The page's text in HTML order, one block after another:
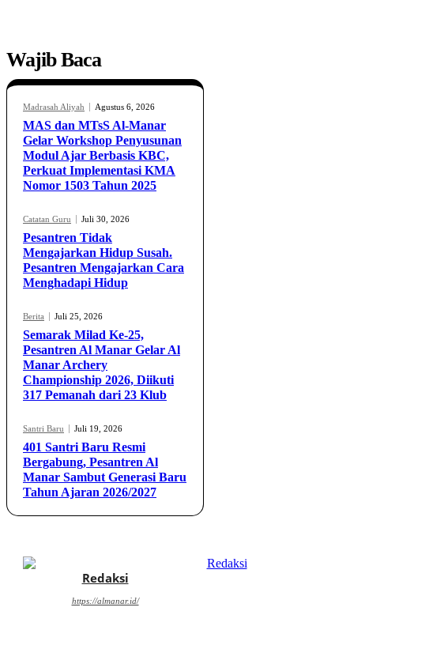
Wajib Baca
Madrasah Aliyah Agustus 6, 2026
MAS dan MTsS Al-Manar
Gelar Workshop Penyusunan
Modul Ajar Berbasis KBC,
Perkuat Implementasi KMA
Nomor 1503 Tahun 2025
Catatan Guru Juli 30, 2026
Pesantren Tidak
Mengajarkan Hidup Susah.
Pesantren Mengajarkan Cara
Menghadapi Hidup
Berita Juli 25, 2026
Semarak Milad Ke-25,
Pesantren Al Manar Gelar Al
Manar Archery
Championship 2026, Diikuti
317 Pemanah dari 23 Klub
Santri Baru Juli 19, 2026
401 Santri Baru Resmi
Bergabung, Pesantren Al
Manar Sambut Generasi Baru
Tahun Ajaran 2026/2027
Redaksi
https://almanar.id/